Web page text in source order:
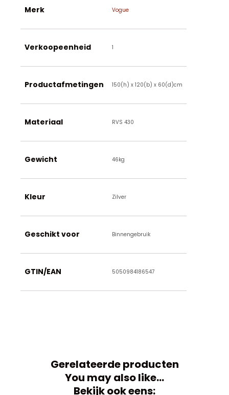
Merk Vogue
Verkoopeenheid 1
Productafmetingen 150(h) x 120(b) x 60(d)cm
Materiaal RVS 430
Gewicht 46kg
Kleur Zilver
Geschikt voor Binnengebruik
GTIN/EAN 5050984186547
Gerelateerde producten
You may also like…
Bekijk ook eens: